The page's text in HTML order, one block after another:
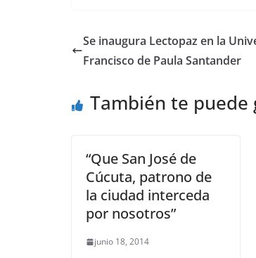
Se inaugura Lectopaz en la
Francisco de Paula Santander
También te puede
“Que San José de
Cúcuta, patrono de
la ciudad interceda
por nosotros”
junio 18, 2014